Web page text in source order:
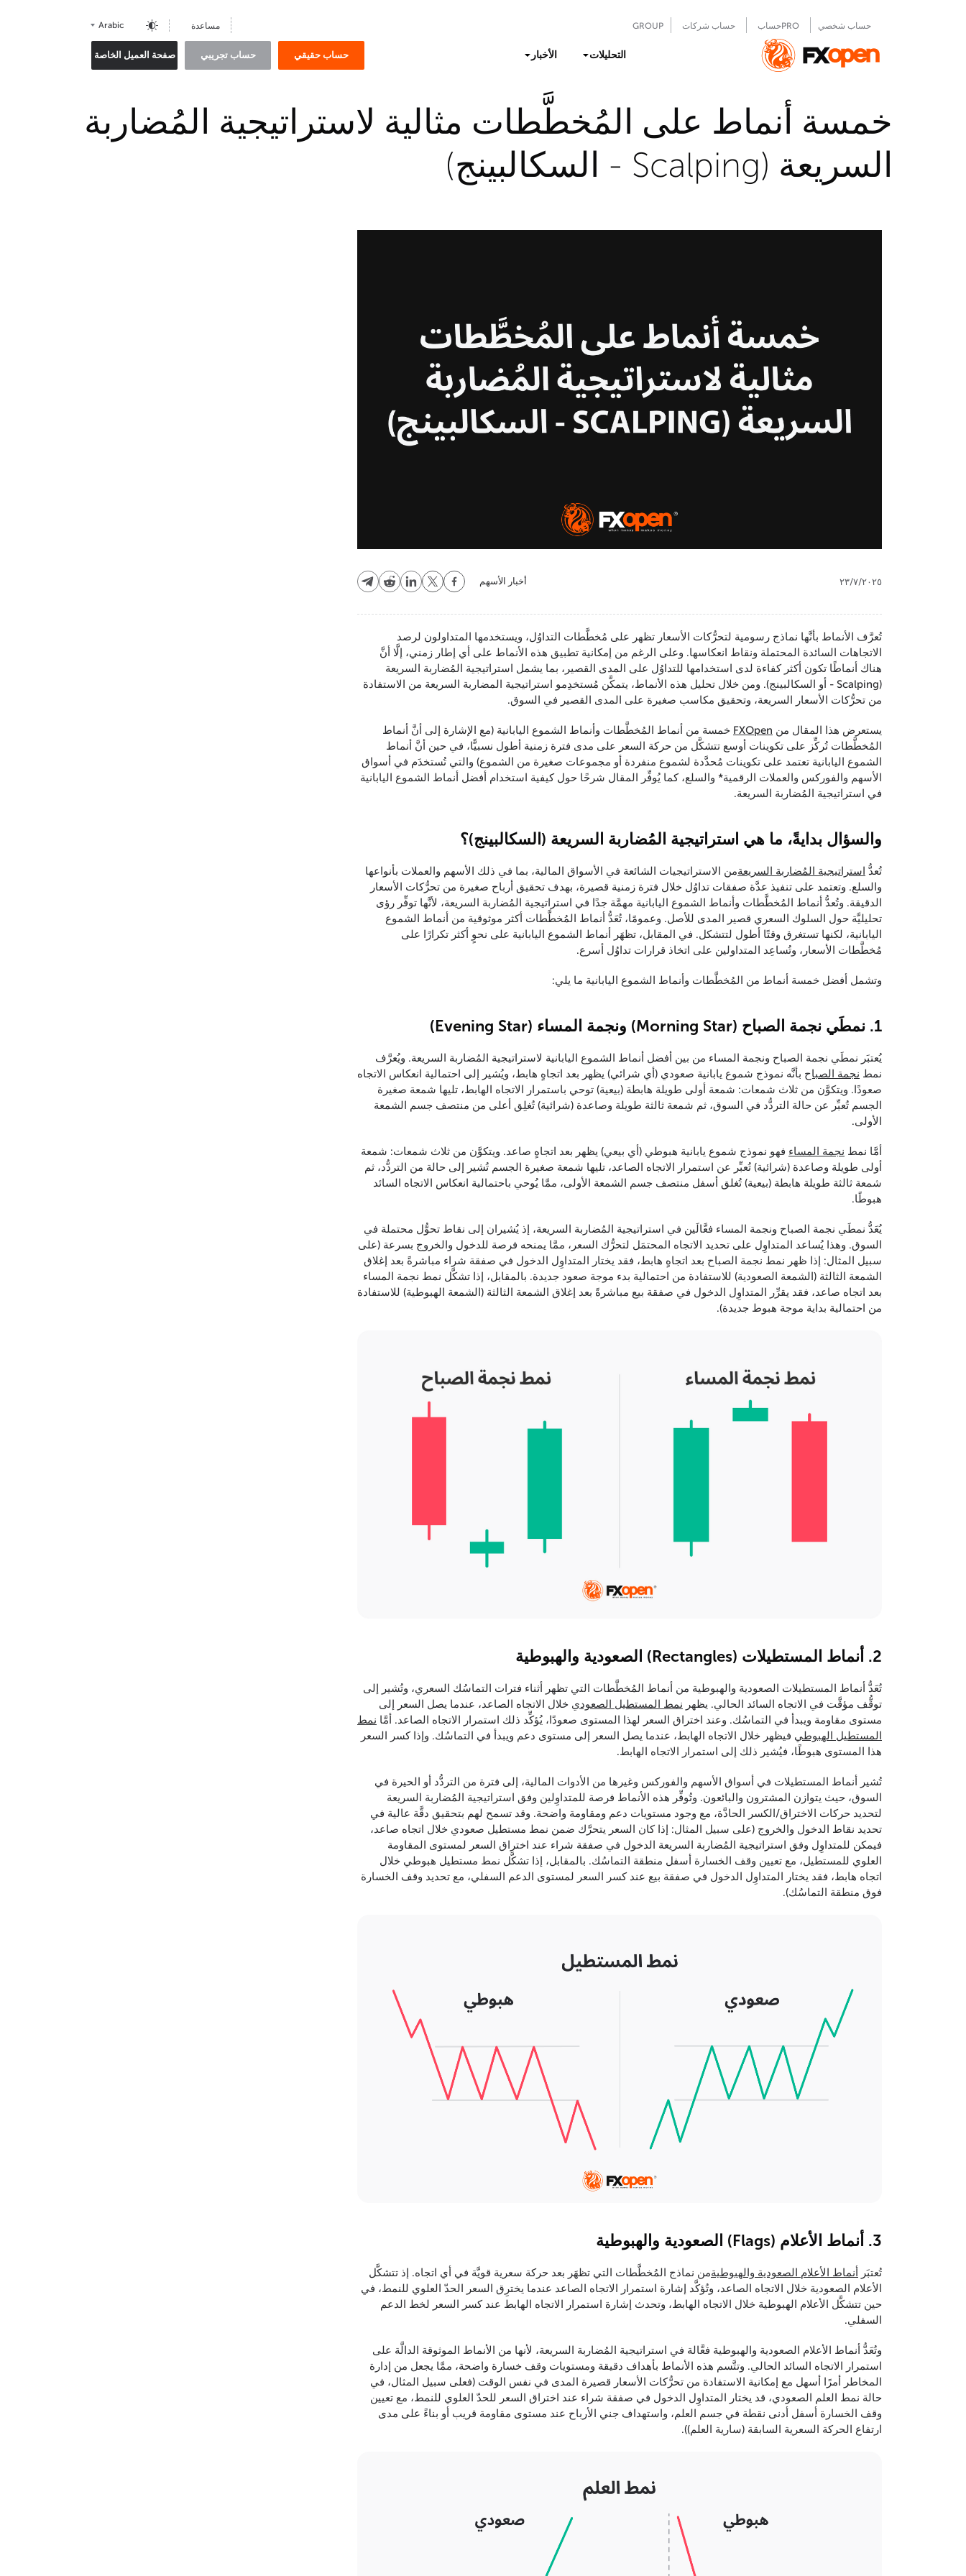
حساب شخصي PROحساب حساب شركات GROUP مساعدة Arabic
التحليلات الأخبار حساب حقيقي حساب تجريبي صفحة العميل الخاصة
خمسة أنماط على المُخطَّطات مثالية لاستراتيجية المُضاربة
السريعة (Scalping - السكالبينج)
٢٣/٧/٢٠٢٥ أخبار الأسهم
تُعرَّف الأنماط بأنَّها نماذج رسومية لتحرُّكات الأسعار تظهر على مُخطَّطات التداوُل، ويستخدمها المتداولون لرصد
الاتجاهات السائدة المحتملة ونقاط انعكاسها. وعلى الرغم من إمكانية تطبيق هذه الأنماط على أي إطار زمني، إلَّا أنَّ
هناك أنماطًا تكون أكثر كفاءة لدى استخدامها للتداوُل على المدى القصير، بما يشمل استراتيجية المُضاربة السريعة
(Scalping - أو السكالبينج). ومن خلال تحليل هذه الأنماط، يتمكَّن مُستخدِمو استراتيجية المضاربة السريعة من الاستفادة
من تحرُّكات الأسعار السريعة، وتحقيق مكاسب صغيرة على المدى القصير في السوق.
يستعرض هذا المقال من FXOpen خمسة من أنماط المُخطَّطات وأنماط الشموع اليابانية (مع الإشارة إلى أنَّ أنماط
المُخطَّطات تُركِّز على تكوينات أوسع تتشكَّل من حركة السعر على مدى فترة زمنية أطول نسبيًّا، في حين أنَّ أنماط
الشموع اليابانية تعتمد على تكوينات مُحدَّدة لشموع منفردة أو مجموعات صغيرة من الشموع) والتي تُستخدَم في أسواق
الأسهم والفوركس والعملات الرقمية* والسلع، كما يُوفِّر المقال شرحًا حول كيفية استخدام أفضل أنماط الشموع اليابانية
في استراتيجية المُضاربة السريعة.
والسؤال بدايةً، ما هي استراتيجية المُضاربة السريعة (السكالبينج)؟
تُعدُّ استراتيجية المُضاربة السريعةمن الاستراتيجيات الشائعة في الأسواق المالية، بما في ذلك الأسهم والعملات بأنواعها
والسلع. وتعتمد على تنفيذ عدَّة صفقات تداوُل خلال فترة زمنية قصيرة، بهدف تحقيق أرباح صغيرة من تحرُّكات الأسعار
الدقيقة. وتُعدُّ أنماط المُخطَّطات وأنماط الشموع اليابانية مهمَّة جدًا في استراتيجية المُضاربة السريعة، لأنَّها توفِّر رؤى
تحليليَّة حول السلوك السعري قصير المدى للأصل. وعمومًا، تُعَدُّ أنماط المُخطَّطات أكثر موثوقية من أنماط الشموع
اليابانية، لكنها تستغرق وقتًا أطول لتتشكل. في المقابل، تظهَر أنماط الشموع اليابانية على نحوٍ أكثر تكرارًا على
مُخطَّطات الأسعار، وتُساعِد المتداولين على اتخاذ قرارات تداوُل أسرع.
وتشمل أفضل خمسة أنماط من المُخطَّطات وأنماط الشموع اليابانية ما يلي:
1. نمطَي نجمة الصباح (Morning Star) ونجمة المساء (Evening Star)
يُعتبَر نمطَي نجمة الصباح ونجمة المساء من بين أفضل أنماط الشموع اليابانية لاستراتيجية المُضاربة السريعة. ويُعرَّف
نمط نجمة الصباح بأنَّه نموذج شموع يابانية صعودي (أي شرائي) يظهر بعد اتجاهٍ هابط، ويُشير إلى احتمالية انعكاس الاتجاه
صعودًا. ويتكوَّن من ثلاث شمعات: شمعة أولى طويلة هابطة (بيعية) توحي باستمرار الاتجاه الهابط، تليها شمعة صغيرة
الجسم تُعبِّر عن حالة التردُّد في السوق، ثم شمعة ثالثة طويلة وصاعدة (شرائية) تُغلِق أعلى من منتصف جسم الشمعة
الأولى.
أمَّا نمط نجمة المساء فهو نموذج شموع يابانية هبوطي (أي بيعي) يظهر بعد اتجاهٍ صاعد. ويتكوَّن من ثلاث شمعات: شمعة
أولى طويلة وصاعدة (شرائية) تُعبِّر عن استمرار الاتجاه الصاعد، تليها شمعة صغيرة الجسم تُشير إلى حالة من التردُّد، ثم
شمعة ثالثة طويلة هابطة (بيعية) تُغلق أسفل منتصف جسم الشمعة الأولى، ممَّا يُوحي باحتمالية انعكاس الاتجاه السائد
هبوطًا.
يُعَدُّ نمطَي نجمة الصباح ونجمة المساء فعَّالَين في استراتيجية المُضاربة السريعة، إذ يُشيران إلى نقاط تحوُّل محتملة في
السوق. وهذا يُساعد المتداوِل على تحديد الاتجاه المحتمَل لتحرُّك السعر، ممَّا يمنحه فرصة للدخول والخروج بسرعة (على
سبيل المثال: إذا ظهر نمط نجمة الصباح بعد اتجاهٍ هابط، فقد يختار المتداوِل الدخول في صفقة شراء مباشرةً بعد إغلاق
الشمعة الثالثة (الشمعة الصعودية) للاستفادة من احتمالية بدء موجة صعود جديدة. بالمقابل، إذا تشكَّل نمط نجمة المساء
بعد اتجاه صاعد، فقد يقرِّر المتداوِل الدخول في صفقة بيع مباشرةً بعد إغلاق الشمعة الثالثة (الشمعة الهبوطية) للاستفادة
من احتمالية بداية موجة هبوط جديدة).
2. أنماط المستطيلات (Rectangles) الصعودية والهبوطية
تُعَدُّ أنماط المستطيلات الصعودية والهبوطية من أنماط المُخطَّطات التي تظهر أثناء فترات التماسُك السعري، وتُشير إلى
توقُّف مؤقَّت في الاتجاه السائد الحالي. يظهر نمط المستطيل الصعودي خلال الاتجاه الصاعد، عندما يصل السعر إلى
مستوى مقاومة ويبدأ في التماسُك. وعند اختراق السعر لهذا المستوى صعودًا، يُؤكِّد ذلك استمرار الاتجاه الصاعد. أمَّا نمط
المستطيل الهبوطي فيظهر خلال الاتجاه الهابط، عندما يصل السعر إلى مستوى دعم ويبدأ في التماسُك. وإذا كسر السعر
هذا المستوى هبوطًا، فيُشير ذلك إلى استمرار الاتجاه الهابط.
تُشير أنماط المستطيلات في أسواق الأسهم والفوركس وغيرها من الأدوات المالية، إلى فترة من التردُّد أو الحيرة في
السوق، حيث يتوازن المشترون والبائعون. وتُوفِّر هذه الأنماط فرصة للمتداوِلين وفق استراتيجية المُضاربة السريعة
لتحديد حركات الاختراق/الكسر الحادَّة، مع وجود مستويات دعم ومقاومة واضحة. وقد تسمح لهم بتحقيق دقَّة عالية في
تحديد نقاط الدخول والخروج (على سبيل المثال: إذا كان السعر يتحرَّك ضمن نمط مستطيل صعودي خلال اتجاه صاعد،
فيمكن للمتداوِل وفق استراتيجية المُضاربة السريعة الدخول في صفقة شراء عند اختراق السعر لمستوى المقاومة
العلوي للمستطيل، مع تعيين وقف الخسارة أسفل منطقة التماسُك. بالمقابل، إذا تشكَّل نمط مستطيل هبوطي خلال
اتجاه هابط، فقد يختار المتداوِل الدخول في صفقة بيع عند كسر السعر لمستوى الدعم السفلي، مع تحديد وقف الخسارة
فوق منطقة التماسُك).
3. أنماط الأعلام (Flags) الصعودية والهبوطية
تُعتبَر أنماط الأعلام الصعودية والهبوطيةمن نماذج المُخطَّطات التي تظهَر بعد حركة سعرية قويَّة في أي اتجاه. إذ تتشكَّل
الأعلام الصعودية خلال الاتجاه الصاعد، وتُؤكَّد إشارة استمرار الاتجاه الصاعد عندما يخترِق السعر الحدّ العلوي للنمط، في
حين تتشكَّل الأعلام الهبوطية خلال الاتجاه الهابط، وتحدث إشارة استمرار الاتجاه الهابط عند كسر السعر لخط الدعم
السفلي.
وتُعَدُّ أنماط الأعلام الصعودية والهبوطية فعَّالة في استراتيجية المُضاربة السريعة، لأنها من الأنماط الموثوقة الدالَّة على
استمرار الاتجاه السائد الحالي. وتتَّسم هذه الأنماط بأهداف دقيقة ومستويات وقف خسارة واضحة، ممَّا يجعل من إدارة
المخاطر أمرًا أسهل مع إمكانية الاستفادة من تحرُّكات الأسعار قصيرة المدى في نفس الوقت (فعلى سبيل المثال، في
حالة نمط العلم الصعودي، قد يختار المتداوِل الدخول في صفقة شراء عند اختراق السعر للحدّ العلوي للنمط، مع تعيين
وقف الخسارة أسفل أدنى نقطة في جسم العلم، واستهداف جني الأرباح عند مستوى مقاومة قريب أو بناءً على مدى
ارتفاع الحركة السعرية السابقة (سارية العلم)).